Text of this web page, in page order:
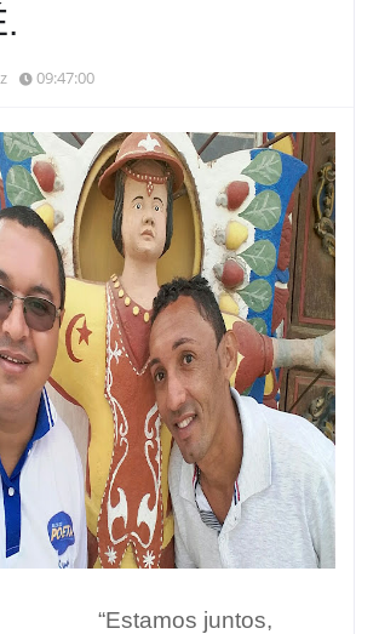
09:47:00
juntos,